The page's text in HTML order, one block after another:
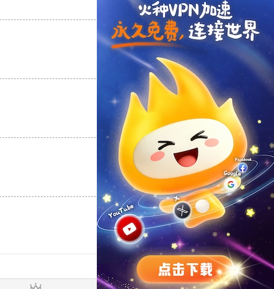
支持[0] 反对
支持
反对 [0]
支持[0] 反对[0]